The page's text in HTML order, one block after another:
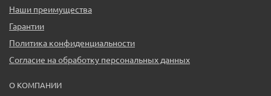
Наши преимущества
Гарантии
Политика конфиденциальности
Согласие на обработку персональных данных
О КОМПАНИИ